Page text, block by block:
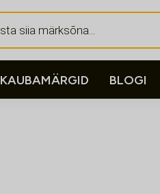
KAUBAMÄRGID BLOGI